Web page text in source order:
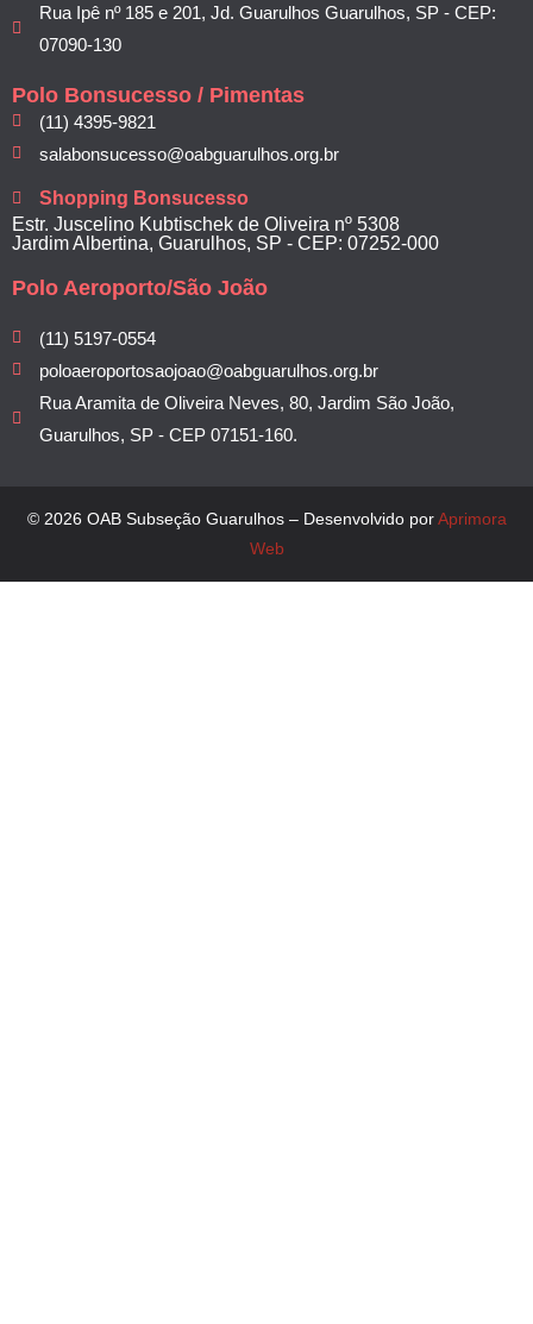
Rua Ipê nº 185 e 201, Jd. Guarulhos Guarulhos, SP - CEP:
07090-130
Polo Bonsucesso / Pimentas
(11) 4395-9821
salabonsucesso@oabguarulhos.org.br
Shopping Bonsucesso
Estr. Juscelino Kubtischek de Oliveira nº 5308
Jardim Albertina, Guarulhos, SP - CEP: 07252-000
Polo Aeroporto/São João
(11) 5197-0554
poloaeroportosaojoao@oabguarulhos.org.br
Rua Aramita de Oliveira Neves, 80, Jardim São João,
Guarulhos, SP - CEP 07151-160.
© 2026 OAB Subseção Guarulhos – Desenvolvido porAprimora
Web